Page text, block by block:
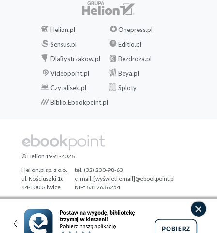
Helion.pl
Onepress.pl
Sensus.pl
Editio.pl
DlaBystrzakow.pl
Bezdroza.pl
Videopoint.pl
Beya.pl
Czytalisek.pl
Sploty
Biblio.Ebookpoint.pl
Designed with ♥ byTonik.pl
© Helion 1991-2026
Helion.pl sp. z o.o.
ul. Kościuszki 1c
44-100 Gliwice
tel. (32) 230-98-63
e-mail:[wyświetl email]@ebookpoint.pl
NIP: 6312636254
Regon: 241989027